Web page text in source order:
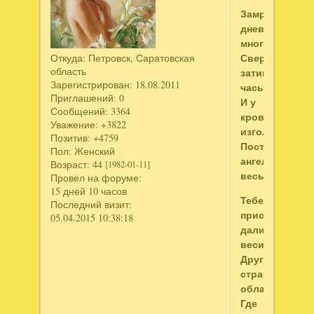
Откуда: Петровск, Саратовская
область
Зарегистрирован: 18.08.2011
Приглашений: 0
Сообщений: 3364
Уважение: +3822
Позитив: +4759
Пол: Женский
Возраст: 44 [1982-01-11]
Провел на форуме:
15 дней 10 часов
Последний визит:
05.04.2015 10:38:18
Замрет
дневное
многословье,
Сверчком
затикают
часы,
И у
кровати
изголовья
Поставят
ангелы
весы.
Тебе
приснятся
дали,
веси,
Другие
страны,
облака,
Где